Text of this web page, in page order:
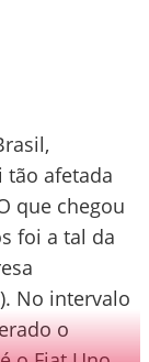
tão afetada
que chegou
foi a tal da
No intervalo
o